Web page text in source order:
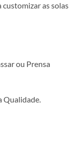
as solas
ou Prensa
Qualidade.